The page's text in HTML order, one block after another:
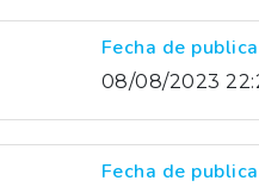
Fecha de
08/08/2023
Fecha de